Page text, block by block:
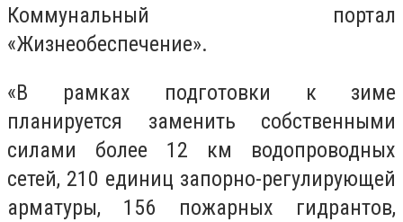
Коммунальный портал
«Жизнеобеспечение».
«В рамках подготовки к зиме
планируется заменить собственными
силами более 12 км водопроводных
сетей, 210 единиц запорно-регулирующей
арматуры, 156 пожарных гидрантов,